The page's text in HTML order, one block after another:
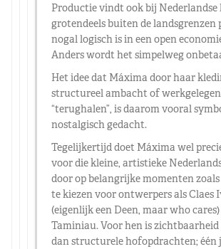
Productie vindt ook bij Nederlandse
grotendeels buiten de landsgrenzen
nogal logisch is in een open
Anders wordt het simpelweg
Het idee dat Máxima door haar
structureel ambacht of
“terughalen”, is daarom vooral
nostalgisch gedacht.
Tegelijkertijd doet Máxima wel
voor die kleine, artistieke
door op belangrijke momenten
te kiezen voor ontwerpers als Claes
(eigenlijk een Deen, maar who cares)
Taminiau. Voor hen is
dan structurele hofopdrachten; één